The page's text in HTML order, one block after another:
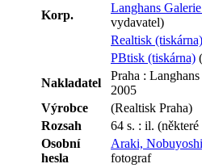
Korp.
Langhans
vydavatel)
Realtisk (tiskárna)
PBtisk (tiskárna)
Nakladatel
Praha :
2005
Výrobce
(Realtisk Praha)
Rozsah
64 s. : il.
Osobní
hesla
Araki,
fotograf